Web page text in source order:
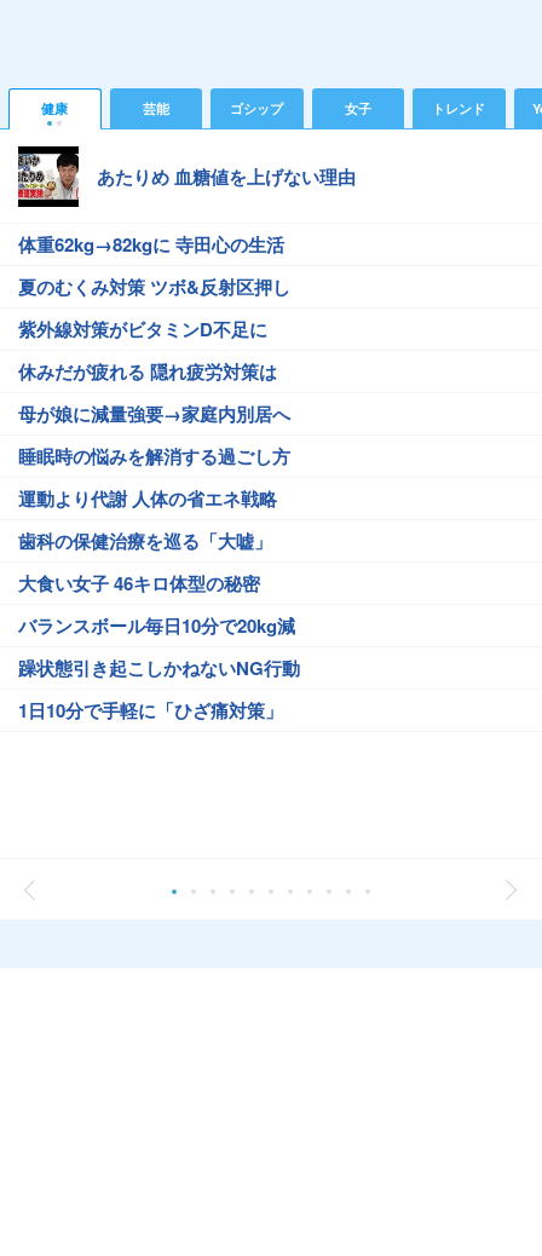
健康 芸能 ゴシップ 女子 トレンド
あたりめ 血糖値を上げない理由
体重62kg→82kgに 寺田心の生活
夏のむくみ対策 ツボ&反射区押し
紫外線対策がビタミンD不足に
休みだが疲れる 隠れ疲労対策は
母が娘に減量強要→家庭内別居へ
睡眠時の悩みを解消する過ごし方
運動より代謝 人体の省エネ戦略
歯科の保健治療を巡る「大嘘」
大食い女子 46キロ体型の秘密
バランスボール毎日10分で20kg減
躁状態引き起こしかねないNG行動
1日10分で手軽に「ひざ痛対策」